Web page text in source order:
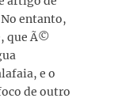
entanto,
que Ã©
e o
de outro